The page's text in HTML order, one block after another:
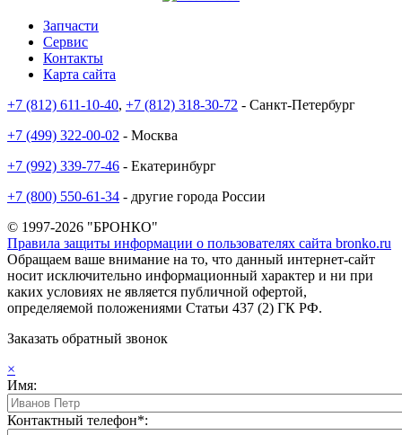
Запчасти
Сервис
Контакты
Карта сайта
+7 (812) 611-10-40, +7 (812) 318-30-72 - Санкт-Петербург
+7 (499) 322-00-02 - Москва
+7 (992) 339-77-46 - Екатеринбург
+7 (800) 550-61-34 - другие города России
© 1997-2026 "БРОНКО"
Правила защиты информации о пользователях сайта bronko.ru
Обращаем ваше внимание на то, что данный интернет-сайт
носит исключительно информационный характер и ни при
каких условиях не является публичной офертой,
определяемой положениями Статьи 437 (2) ГК РФ.
Заказать обратный звонок
×
Имя:
Контактный телефон*: